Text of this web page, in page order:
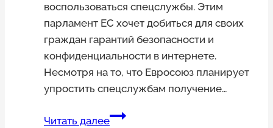
воспользоваться спецслужбы. Этим
парламент ЕС хочет добиться для своих
граждан гарантий безопасности и
конфиденциальности в интернете.
Несмотря на то, что Евросоюз планирует
упростить спецслужбам получение…
Читать далееПарламент